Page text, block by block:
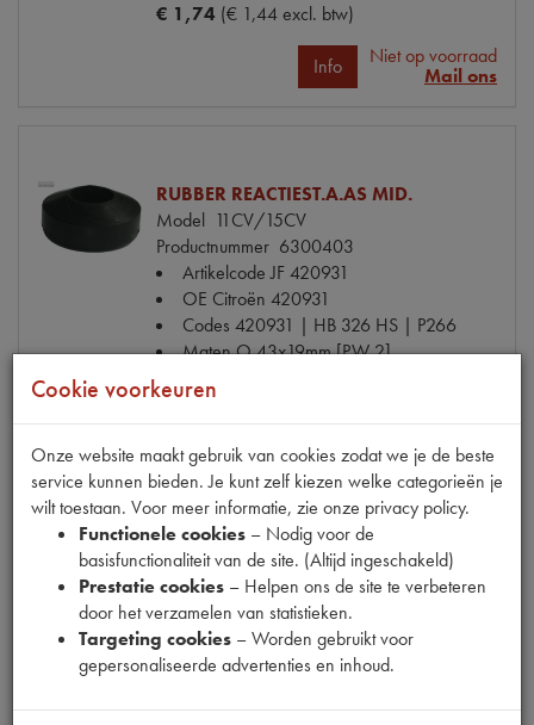
€ 1,74 (€ 1,44 excl. btw)
Info
Niet op voorraad
Mail ons
RUBBER REACTIEST.A.AS MID.
Model 11CV/15CV
Productnummer 6300403
Artikelcode JF420931
OE Citroën 420931
Codes 420931 | HB 326 HS | P266
MatenO 43x19mm [PW 2]
€ 8,77
Info Bestel
BOUT ACHTERAS BEVESTIGING
11CV/15CV
Productnummer 6300409
OE Citroën
420936
MatenM12x68mm [PW 2]
Cookie voorkeuren
Onze website maakt gebruik van cookies zodat we je de beste
service kunnen bieden. Je kunt zelf kiezen welke categorieën je
wilt toestaan. Voor meer informatie, zie onze privacy policy.
Functionele cookies – Nodig voor de
basisfunctionaliteit van de site. (Altijd ingeschakeld)
Prestatie cookies – Helpen ons de site te verbeteren
door het verzamelen van statistieken.
Targeting cookies – Worden gebruikt voor
gepersonaliseerde advertenties en inhoud.